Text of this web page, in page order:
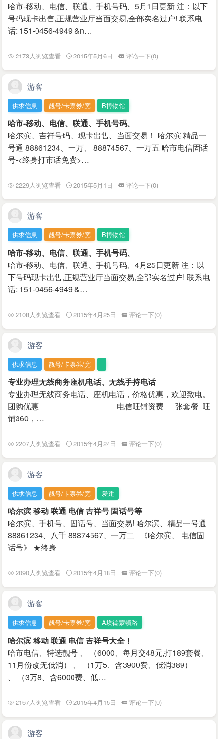
哈市-移动、电信、联通、手机号码、5月1日更新 注：以下
号码现卡出售,正规营业厅当面交易,全部实名过户! 联系电
话: 151-0456-4949 &n…
2173人浏览查看 2015年5月6日 评论一下(0)
游客
供求信息 靓号/卡票券/宽 B博物馆
哈市-移动、电信、联通、手机号码、
哈尔滨、吉祥号码、现卡出售、当面交易！ 哈尔滨.精品一
号通 88861234、一万、 88874567、一万五 哈市电信固话
号-<终身打市话免费>…
2229人浏览查看 2015年5月1日 评论一下(0)
游客
供求信息 靓号/卡票券/宽 B博物馆
哈市-移动、电信、联通、手机号码、
哈市-移动、电信、联通、手机号码、4月25日更新 注：以
下号码现卡出售,正规营业厅当面交易,全部实名过户! 联系电
话: 151-0456-4949 &…
2108人浏览查看 2015年4月25日 评论一下(0)
游客
供求信息 靓号/卡票券/宽
专业办理无线商务座机电话、无线手持电话
专业办理无线商务电话、座机电话，价格优惠，欢迎致电。
团购优惠 电信旺铺资费 张套餐 旺
铺360，…
2207人浏览查看 2015年4月24日 评论一下(0)
游客
供求信息 靓号/卡票券/宽 爱建
哈尔滨 移动 联通 电信 吉祥号 固话号等
哈尔滨、手机号、固话号、当面交易! 哈尔滨、精品一号通
88861234、八千 88874567、一万二 《哈尔滨、 电信固
话号》 ★终身…
2090人浏览查看 2015年4月18日 评论一下(0)
游客
供求信息 靓号/卡票券/宽 A埃德蒙顿路
哈尔滨 移动 联通 电信 吉祥号大全！
哈市电信、特选靓号 、 （6000、每月交48元,打189套餐、
11月份改无低消） 、 （1万5、含3900费、低消389）
、 （3万8、含6000费、低…
2167人浏览查看 2015年4月15日 评论一下(0)
游客